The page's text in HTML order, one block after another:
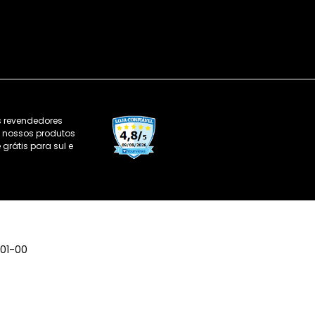
nossos produtos
para sul e
00